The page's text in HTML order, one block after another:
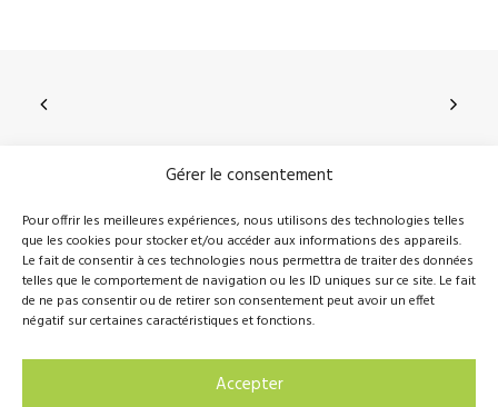
Gérer le consentement
Pour offrir les meilleures expériences, nous utilisons des technologies telles
que les cookies pour stocker et/ou accéder aux informations des appareils.
Le fait de consentir à ces technologies nous permettra de traiter des données
telles que le comportement de navigation ou les ID uniques sur ce site. Le fait
de ne pas consentir ou de retirer son consentement peut avoir un effet
négatif sur certaines caractéristiques et fonctions.
Accepter
210, rue Principale, Vallée-Jonction (Qc), G0S 3J0
418 389-8899info@novalie.ca
© 2016 Novalie Tous droits réservés –Politique de
confidentialité